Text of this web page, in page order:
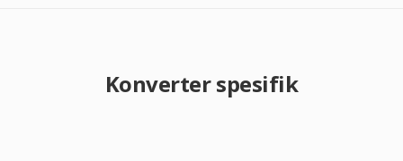
Konverter spesifik